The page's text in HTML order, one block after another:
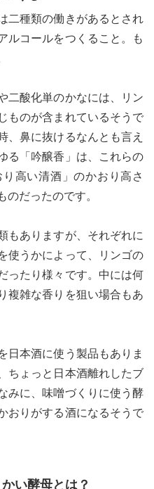
二種類の働きがあるとされ
ルコールをつくること。も
二酸化単のかなには、リン
ものが含まれているそうで
、鼻に抜けるなんとも言え
る「吟醸香」は、これらの
高い清酒」のかおり高さ
のだったのです。
もありますが、それぞれに
使うかによって、リンゴの
ったり様々です。中には何
複雑な香りを狙い場合もあ
日本酒に使う製品もありま
ちょっと日本酒離れしたブ
みに、味噌づくりに使う酵
おりがする酒になるそうで
い酵母とは？